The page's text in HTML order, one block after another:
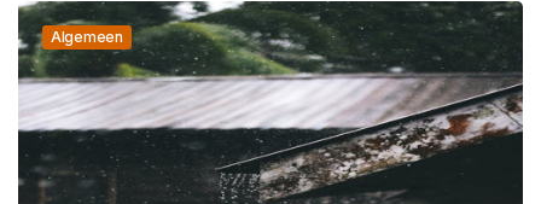
Algemeen